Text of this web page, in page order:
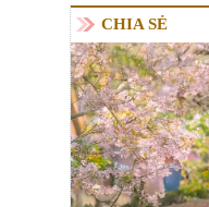
CHIA SẺ